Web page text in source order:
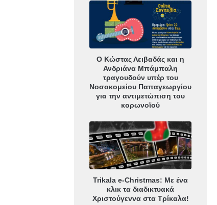
Ο Κώστας Λειβαδάς και η
Ανδριάνα Μπάμπαλη
τραγουδούν υπέρ του
Νοσοκομείου Παπαγεωργίου
για την αντιμετώπιση του
κορωνοϊού
Trikala e-Christmas: Με ένα
κλικ τα διαδικτυακά
Χριστούγεννα στα Τρίκαλα!